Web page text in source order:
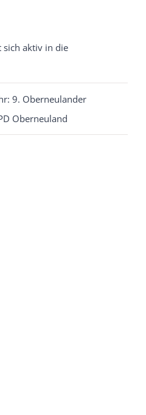
sich aktiv in die
9. Oberneulander
Oberneuland